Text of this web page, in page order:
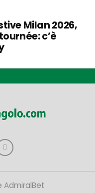
Milan 2026,
c’è
AdmiralBet